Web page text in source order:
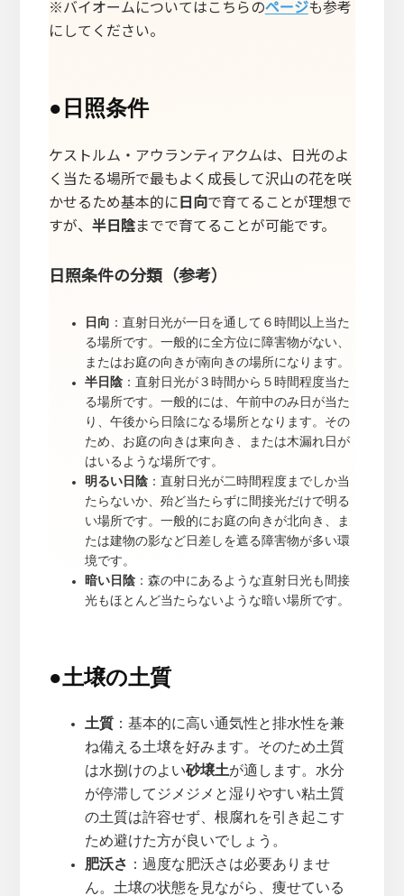
※バイオームについてはこちらのページも参考
にしてください。
●日照条件
ケストルム・アウランティアクムは、日光のよ
く当たる場所で最もよく成長して沢山の花を咲
かせるため基本的に日向で育てることが理想で
すが、 半日陰までで育てることが可能です。
日照条件の分類（参考）
日向 ：直射日光が一日を通して６時間以上当た
る場所です。一般的に全方位に障害物がない、
またはお庭の向きが南向きの場所になります。
半日陰：直射日光が３時間から５時間程度当た
る場所です。一般的には、午前中のみ日が当た
り、午後から日陰になる場所となります。その
ため、お庭の向きは東向き、または木漏れ日が
はいるような場所です。
明るい日陰：直射日光が二時間程度までしか当
たらないか、殆ど当たらずに間接光だけで明る
い場所です。一般的にお庭の向きが北向き、ま
たは建物の影など日差しを遮る障害物が多い環
境です。
暗い日陰：森の中にあるような直射日光も間接
光もほとんど当たらないような暗い場所です。
●土壌の土質
土質：基本的に高い通気性と排水性を兼
ね備える土壌を好みます。そのため土質
は水捌けのよい砂壌土が適します。水分
が停滞してジメジメと湿りやすい粘土質
の土質は許容せず、根腐れを引き起こす
ため避けた方が良いでしょう。
肥沃さ ：過度な肥沃さは必要ありませ
ん。土壌の状態を見ながら、痩せている